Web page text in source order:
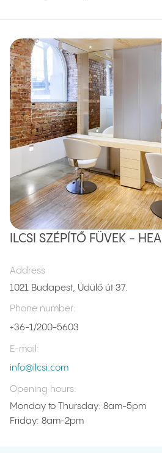
ILCSI SZÉPÍTŐ FÜVEK -
Address
1021 Budapest, Üdülő út 37.
Phone number:
+36-1/200-5603
E-mail :
info@ilcsi.com
Opening hours:
Monday to Thursday: 8am-5pm
Friday: 8am-2pm